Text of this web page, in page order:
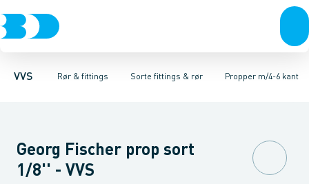
VVS Rør & fittings
Rør & fittingsPressfittings & rørKuglehaner & ventilerAfløb
Sorte fittings & rør
Sorte fittings & rørGalvaniseret fittings & rørRustfrit fittings
Propper m/4-6 kant
RørNippelrørVinkler muffe-nippelVinkler muffe-muffeT-
Georg Fischer prop sort
1/8'' - VVS